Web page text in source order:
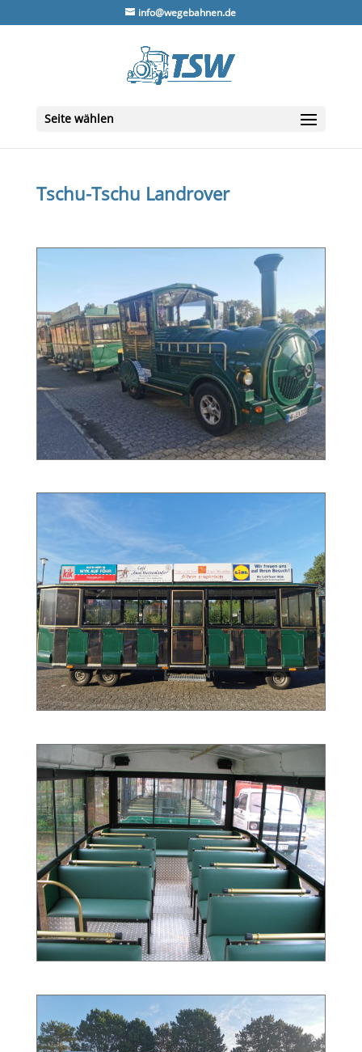
info@wegebahnen.de
Seite wählen
Tschu-Tschu Landrover